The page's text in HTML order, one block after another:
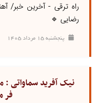
راه ترقی - آخرین خبر/
رضایی 🔹
پنجشنبه ۱۵ مرداد ۱۴۰۵
نیک آفرید سماواتی
فر